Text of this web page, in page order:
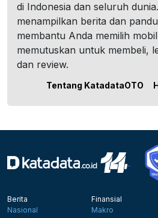
di Indonesia dan seluruh
menampilkan berita dan
membantu Anda memilih
memutuskan untuk membeli,
dan review.
Tentang KatadataOTO
Berita
Nasional
Finansial
Makro